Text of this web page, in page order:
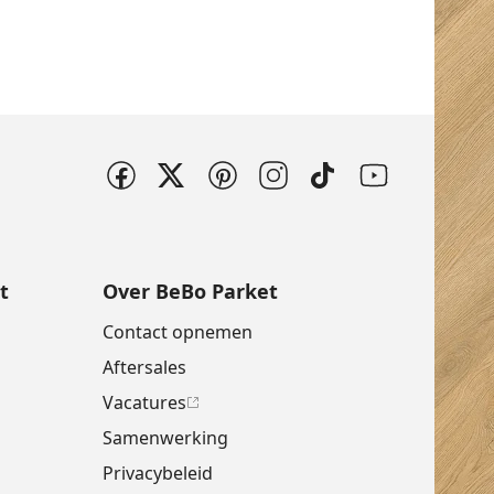
Over BeBo Parket
Contact opnemen
Aftersales
Vacatures
Samenwerking
Privacybeleid